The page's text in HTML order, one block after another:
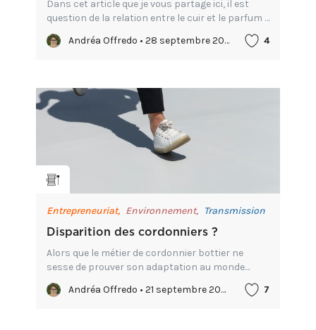
Dans cet article que je vous partage ici, il est
question de la relation entre le cuir et le parfum ...
j'ai pris plaisir à remonter le temps et me
plonger dans la relation entre les odeurs et la
Andréa Offredo • 28 septembre 2023 4
Entrepreneuriat, Environnement, Transmission
Disparition des cordonniers ?
Alors que le métier de cordonnier bottier ne
sesse de prouver son adaptation au monde
actuel et son utilité public grâce à la réparation
et l'upcycling des chaussures, il est terriblement
Andréa Offredo • 21 septembre 2023 7